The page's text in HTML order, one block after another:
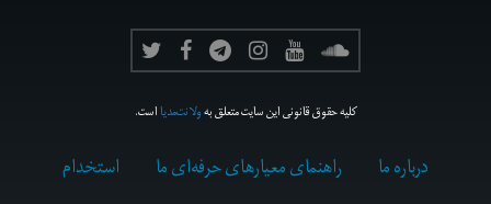
کلیه حقوق قانونی این سایت متعلق بهولانت‌مدیااست.
درباره ما راهنمای معیارهای حرفه‌ای ما
استخدام